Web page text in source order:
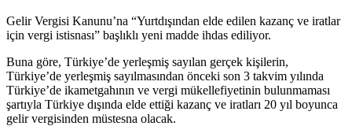
Gelir Vergisi Kanunu’na “Yurtdışından elde edilen kazanç ve iratlar
için vergi istisnası” başlıklı yeni madde ihdas ediliyor.
Buna göre, Türkiye’de yerleşmiş sayılan gerçek kişilerin,
Türkiye’de yerleşmiş sayılmasından önceki son 3 takvim yılında
Türkiye’de ikametgahının ve vergi mükellefiyetinin bulunmaması
şartıyla Türkiye dışında elde ettiği kazanç ve iratları 20 yıl boyunca
gelir vergisinden müstesna olacak.